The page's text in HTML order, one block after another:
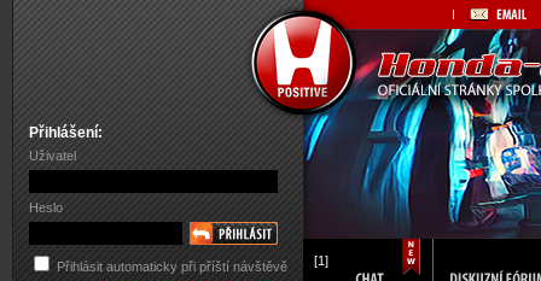
Přihlášení:
Uživatel
Heslo
Přihlásit automaticky při příští návštěvě [1]